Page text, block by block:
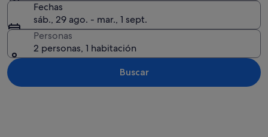
Fechas
sáb., 29 ago. - mar., 1 sept.
Personas
2 personas, 1 habitación
Buscar